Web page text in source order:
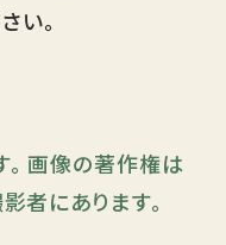
い。
画像の著作権は
者にあります。